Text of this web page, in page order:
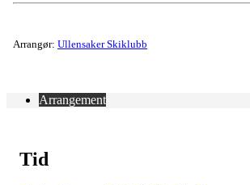
Arrangør: Ullensaker Skiklubb
Arrangement
Tid